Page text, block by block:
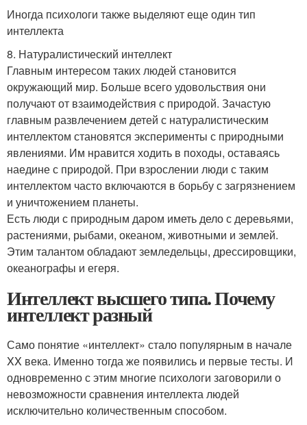
Иногда психологи также выделяют еще один тип
интеллекта
8. Натуралистический интеллект
Главным интересом таких людей становится
окружающий мир. Больше всего удовольствия они
получают от взаимодействия с природой. Зачастую
главным развлечением детей с натуралистическим
интеллектом становятся эксперименты с природными
явлениями. Им нравится ходить в походы, оставаясь
наедине с природой. При взрослении люди с таким
интеллектом часто включаются в борьбу с загрязнением
и уничтожением планеты.
Есть люди с природным даром иметь дело с деревьями,
растениями, рыбами, океаном, животными и землей.
Этим талантом обладают земледельцы, дрессировщики,
океанографы и егеря.
Интеллект высшего типа. Почему
интеллект разный
Само понятие «интеллект» стало популярным в начале
XX века. Именно тогда же появились и первые тесты. И
одновременно с этим многие психологи заговорили о
невозможности сравнения интеллекта людей
исключительно количественным способом.